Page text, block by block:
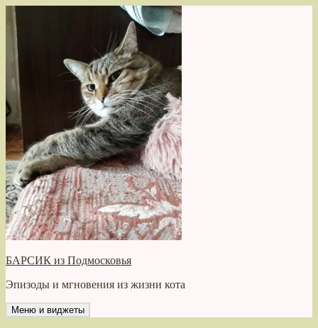
Перейти
содержимому
БАРСИК из Подмосковья
Эпизоды и мгновения из жизни кота
Меню и виджеты